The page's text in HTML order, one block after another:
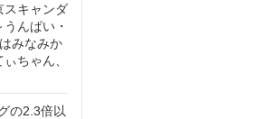
スキャンダ
んぱい・
みなみか
ちゃん、
の2.3倍以